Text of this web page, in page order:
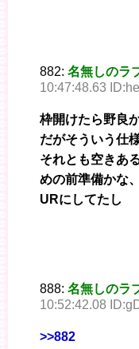
882: 名無しのラ
10:47:48.63
枠開けたら野良
だがそういう仕
それとも空きあ
めの前準備かな
URにしてたし
888: 名無しのラ
10:52:42.08
>>882